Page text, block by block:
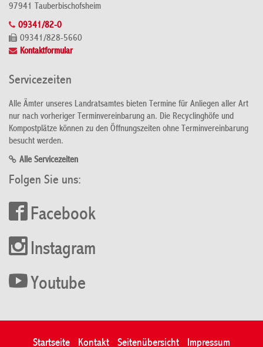
97941 Tauberbischofsheim
09341/82-0
09341/828-5660
Kontaktformular
Servicezeiten
Alle Ämter unseres Landratsamtes bieten Termine für Anliegen aller Art
nur nach vorheriger Terminvereinbarung an. Die Recyclinghöfe und
Kompostplätze können zu den Öffnungszeiten ohne Terminvereinbarung
besucht werden.
Alle Servicezeiten
Folgen Sie uns:
Facebook
Instagram
Youtube
Startseite Kontakt Seitenübersicht Impressum